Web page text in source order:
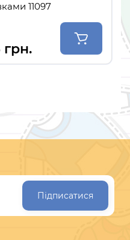
11097
грн.
Підписатися